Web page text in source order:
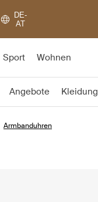
DE-
AT
Sport Wohnen
Angebote Kleidung
Armbanduhren